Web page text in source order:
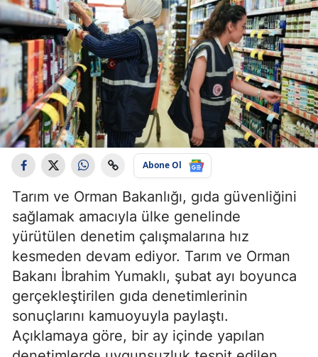
Abone Ol
Tarım ve Orman Bakanlığı, gıda güvenliğini
sağlamak amacıyla ülke genelinde
yürütülen denetim çalışmalarına hız
kesmeden devam ediyor. Tarım ve Orman
Bakanı İbrahim Yumaklı, şubat ayı boyunca
gerçekleştirilen gıda denetimlerinin
sonuçlarını kamuoyuyla paylaştı.
Açıklamaya göre, bir ay içinde yapılan